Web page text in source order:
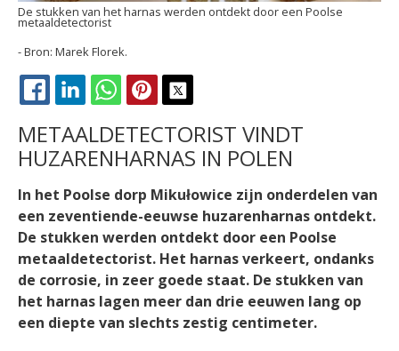
De stukken van het harnas werden ontdekt door een Poolse
metaaldetectorist
Marek Florek.
FACEBOOK
LINKEDINWHATSAPPPINTEREST
METAALDETECTORIST VINDT
HUZARENHARNAS IN POLEN
In het Poolse dorp Mikułowice zijn onderdelen van
een zeventiende-eeuwse huzarenharnas ontdekt.
De stukken werden ontdekt door een Poolse
metaaldetectorist. Het harnas verkeert, ondanks
de corrosie, in zeer goede staat. De stukken van
het harnas lagen meer dan drie eeuwen lang op
een diepte van slechts zestig centimeter.